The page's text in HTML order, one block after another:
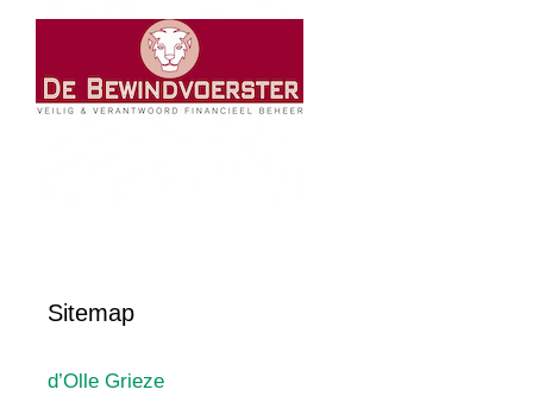
Sitemap
d’Olle Grieze